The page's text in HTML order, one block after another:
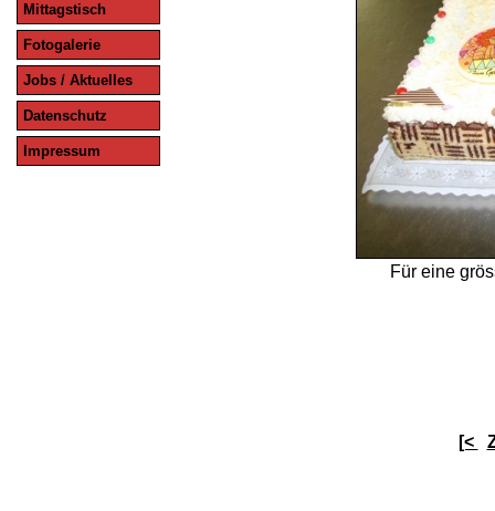
Mittagstisch
Fotogalerie
Jobs / Aktuelles
Datenschutz
Impressum
Für eine
[<